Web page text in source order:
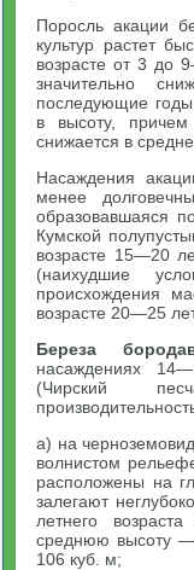
Поросль акации
культур растет
возрасте от 3 до
значительно
последующие годы
в высоту,
снижается в
Насаждения
менее
образовавшаяся
Кумской
возрасте 15—20
(наихудшие
происхождения
возрасте 20—25
Береза
насаждениях
(Чирский
а) на
волнистом
расположены на
залегают
летнего
среднюю высоту
106 куб. м;